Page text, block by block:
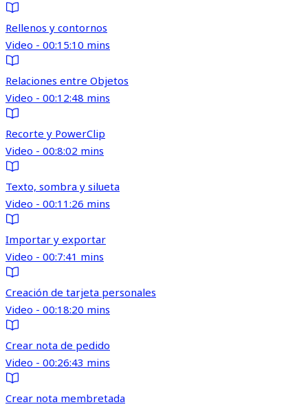
Rellenos y contornos
Video - 00:15:10 mins
Relaciones entre Objetos
Video - 00:12:48 mins
Recorte y PowerClip
Video - 00:8:02 mins
Texto, sombra y silueta
Video - 00:11:26 mins
Importar y exportar
Video - 00:7:41 mins
Creación de tarjeta personales
Video - 00:18:20 mins
Crear nota de pedido
Video - 00:26:43 mins
Crear nota membretada